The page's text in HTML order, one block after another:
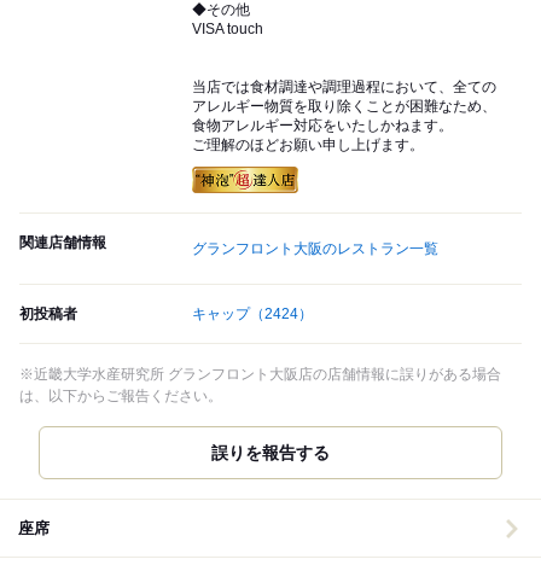
◆その他
VISA touch
当店では食材調達や調理過程において、全ての
アレルギー物質を取り除くことが困難なため、
食物アレルギー対応をいたしかねます。
ご理解のほどお願い申し上げます。
関連店舗情報 グランフロント大阪のレストラン一覧
初投稿者 キャップ（2424）
※近畿大学水産研究所 グランフロント大阪店の店舗情報に誤りがある場合
は、以下からご報告ください。
誤りを報告する
座席